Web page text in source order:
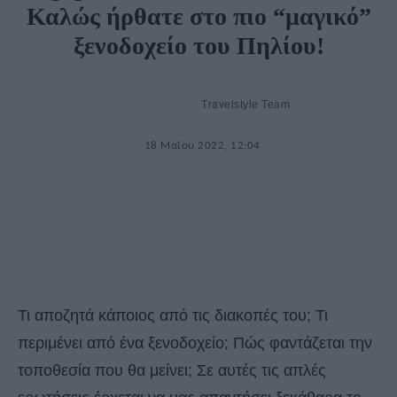
Καλώς ήρθατε στο πιο “μαγικό”
ξενοδοχείο του Πηλίου!
Travelstyle Team
18 Μαΐου 2022, 12:04
Τι αποζητά κάποιος από τις διακοπές του; Τι
περιμένει από ένα ξενοδοχείο; Πώς φαντάζεται την
τοποθεσία που θα μείνει; Σε αυτές τις απλές